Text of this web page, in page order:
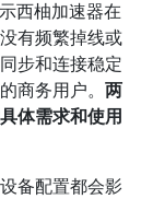
西柚加速器在
有频繁掉线或
步和连接稳定
商务用户。 两
体需求和使用
备配置都会影